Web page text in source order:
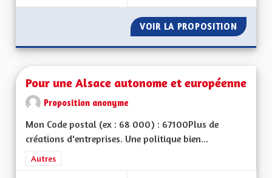
VOIR LA PROPOSITION DE LA
Pour une Alsace autonome et européenne
Proposition anonyme
Mon Code postal (ex : 68 000) : 67100Plus de
créations d'entreprises. Une politique bien...
Filtrer les résultats de la catégorie : Autres
Autres